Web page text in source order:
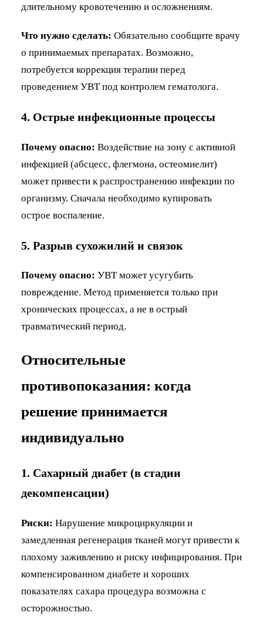
длительному кровотечению и осложнениям.
Что нужно сделать: Обязательно сообщите врачу
о принимаемых препаратах. Возможно,
потребуется коррекция терапии перед
проведением УВТ под контролем гематолога.
4. Острые инфекционные процессы
Почему опасно: Воздействие на зону с активной
инфекцией (абсцесс, флегмона, остеомиелит)
может привести к распространению инфекции по
организму. Сначала необходимо купировать
острое воспаление.
5. Разрыв сухожилий и связок
Почему опасно: УВТ может усугубить
повреждение. Метод применяется только при
хронических процессах, а не в острый
травматический период.
Относительные
противопоказания: когда
решение принимается
индивидуально
1. Сахарный диабет (в стадии
декомпенсации)
Риски: Нарушение микроциркуляции и
замедленная регенерация тканей могут привести к
плохому заживлению и риску инфицирования. При
компенсированном диабете и хороших
показателях сахара процедура возможна с
осторожностью.